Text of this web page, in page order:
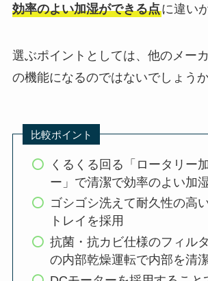
効率のよい加湿ができる点に違い
選ぶポイントとしては、他のメー
の機能になるのではないでしょうか
比較ポイント
くるくる回る「ロータリー
ー」で清潔で効率のよい加
ゴシゴシ洗えて耐久性の高
トレイを採用
抗菌・抗カビ仕様のフィル
の内部乾燥運転で内部を清